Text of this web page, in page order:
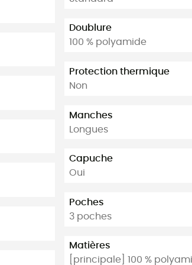
Doublure
100 % polyamide
Protection thermique
Non
Manches
Longues
Capuche
Oui
Poches
3 poches
Matières
[principale] 100 %